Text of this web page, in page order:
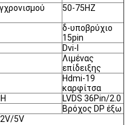
50-75HZ
δ-υποβρύχιο
15pin
Dvi-Ι
Λιμένας
επίδειξης
Hdmi-19
καρφίτσα
LVDS 36Pin/2.0
Βρόχος DP έξω
5V